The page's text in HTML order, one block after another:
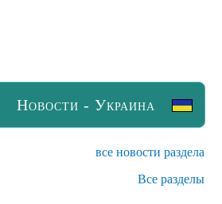
Новости - Украина
все новости раздела
Все разделы